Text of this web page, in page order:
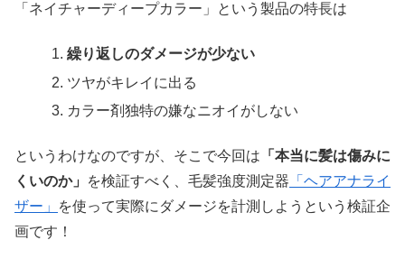
「ネイチャーディープカラー」という製品の特長は
繰り返しのダメージが少ない
ツヤがキレイに出る
カラー剤独特の嫌なニオイがしない
というわけなのですが、そこで今回は 「本当に髪は傷みに
くいのか」
を検証すべく、毛髪強度測定器 「ヘアアナライ
ザー」
を使って実際にダメージを計測しようという検証企
画です！